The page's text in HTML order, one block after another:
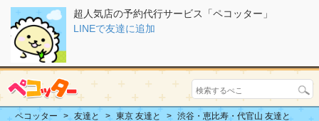
超人気店の予約代行サービス「ペコッター」
LINEで友達に追加
ペコッター 友達と 東京 友達と
渋谷・恵比寿・代官山 友達と